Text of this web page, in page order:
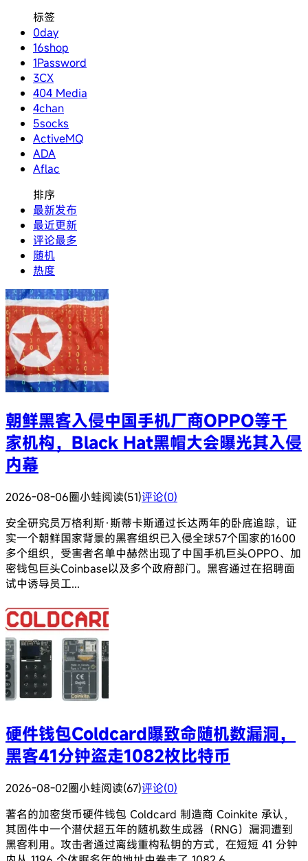
标签
0day
16shop
1Password
3CX
404 Media
4chan
5socks
ActiveMQ
ADA
Aflac
排序
最新发布
最近更新
评论最多
随机
热度
朝鲜黑客入侵中国手机厂商OPPO等千
家机构，Black Hat黑帽大会曝光其入侵
内幕
2026-08-06圈小蛙阅读(51)评论(0)
安全研究员万格利斯·斯蒂卡斯通过长达两年的卧底追踪，证
实一个朝鲜国家背景的黑客组织已入侵全球57个国家的1600
多个组织，受害者名单中赫然出现了中国手机巨头OPPO、加
密钱包巨头Coinbase以及多个政府部门。黑客通过在招聘面
试中诱导员工...
硬件钱包Coldcard曝致命随机数漏洞，
黑客41分钟盗走1082枚比特币
2026-08-02圈小蛙阅读(67)评论(0)
著名的加密货币硬件钱包 Coldcard 制造商 Coinkite 承认，
其固件中一个潜伏超五年的随机数生成器（RNG）漏洞遭到
黑客利用。攻击者通过离线重构私钥的方式，在短短 41 分钟